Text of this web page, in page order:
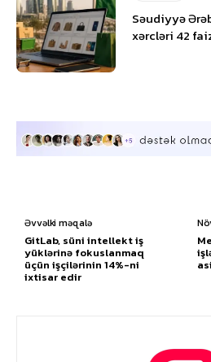
Səudiyyə
xərcləri 42
Əvvəlki məqalə
GitLab, süni intellekt iş
yüklərinə fokuslanmaq
üçün işçilərinin 14%-ni
ixtisar edir